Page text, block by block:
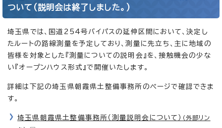
ついて(説明会は終了しました。)
埼玉県では、国道254号バイパスの延伸区間において、決定し
たルートの路線測量を予定しており、測量に先立ち、主に地域の
皆様を対象とした『測量についての説明会』を、接触機会の少な
い『オープンハウス形式』で開催いたします。
詳細は下記の埼玉県朝霞県土整備事務所のページで確認できま
す。
埼玉県朝霞県土整備事務所（測量説明会について） （外部リン